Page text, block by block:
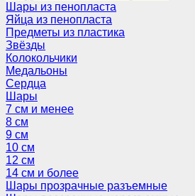
Шары из пенопласта
Яйца из пенопласта
Предметы из пластика
Звёзды
Колокольчики
Медальоны
Сердца
Шары
7 см и менее
8 см
9 см
10 см
12 см
14 см и более
Шары прозрачные разъемные